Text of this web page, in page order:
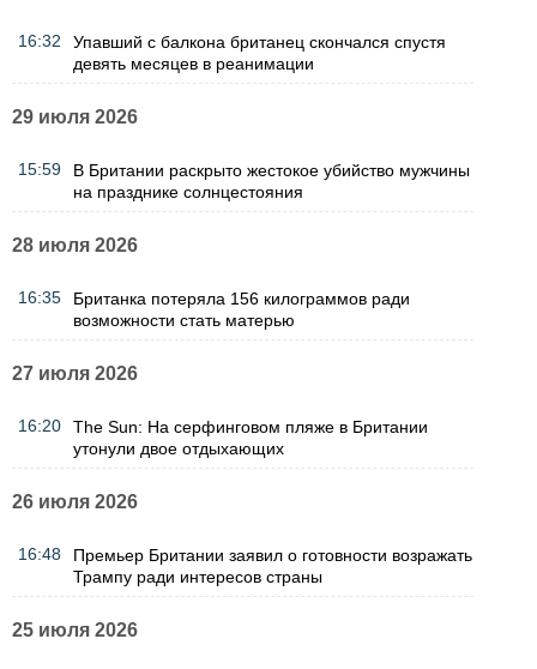
16:32
Упавший с балкона британец скончался спустя
девять месяцев в реанимации
29 июля 2026
15:59
В Британии раскрыто жестокое убийство мужчины
на празднике солнцестояния
28 июля 2026
16:35
Британка потеряла 156 килограммов ради
возможности стать матерью
27 июля 2026
16:20
The Sun: На серфинговом пляже в Британии
утонули двое отдыхающих
26 июля 2026
16:48
Премьер Британии заявил о готовности возражать
Трампу ради интересов страны
25 июля 2026